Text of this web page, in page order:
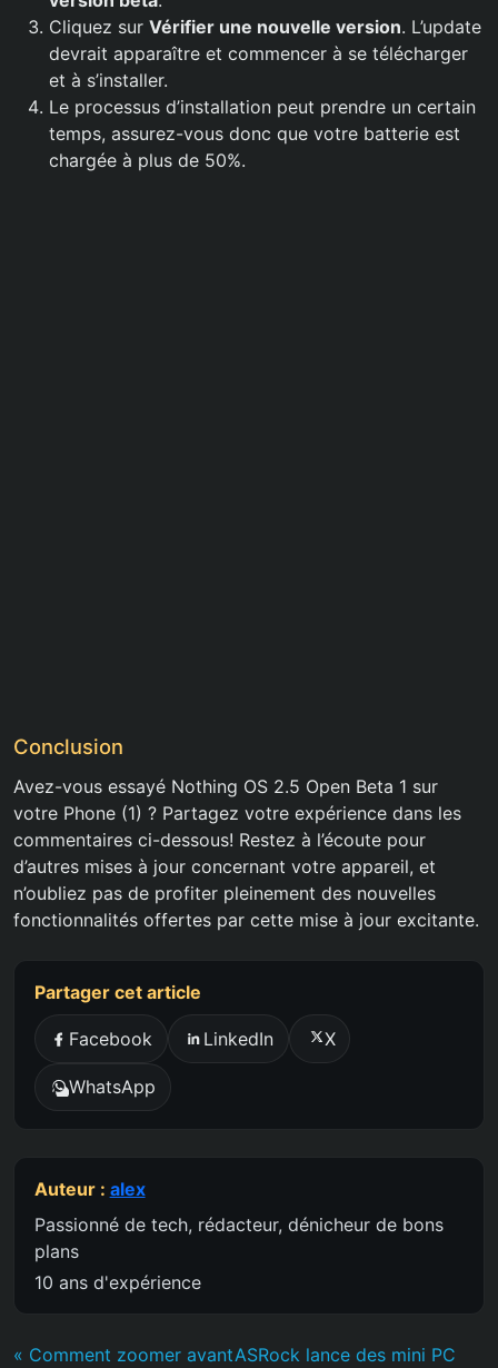
Cliquez sur Vérifier une nouvelle version. L’update
devrait apparaître et commencer à se télécharger
et à s’installer.
Le processus d’installation peut prendre un certain
temps, assurez-vous donc que votre batterie est
chargée à plus de 50%.
Conclusion
Avez-vous essayé Nothing OS 2.5 Open Beta 1 sur
votre Phone (1) ? Partagez votre expérience dans les
commentaires ci-dessous! Restez à l’écoute pour
d’autres mises à jour concernant votre appareil, et
n’oubliez pas de profiter pleinement des nouvelles
fonctionnalités offertes par cette mise à jour excitante.
Partager cet article
Facebook LinkedIn X
WhatsApp
Auteur : alex
Passionné de tech, rédacteur, dénicheur de bons
plans
10 ans d'expérience
« Comment zoomer avantASRock lance des mini PC